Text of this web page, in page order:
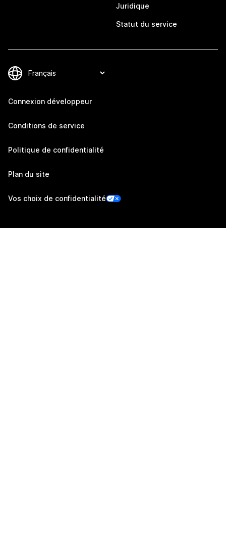
Juridique
Statut du service
Connexion développeur
Conditions de service
Politique de confidentialité
Plan du site
Vos choix de confidentialité